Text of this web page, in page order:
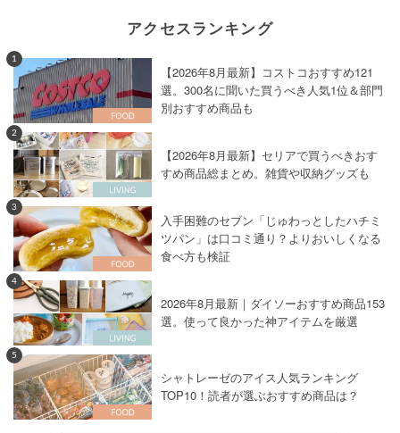
アクセスランキング
1
【2026年8月最新】コストコおすすめ121
選。300名に聞いた買うべき人気1位＆部門
別おすすめ商品も
2
【2026年8月最新】セリアで買うべきおす
すめ商品総まとめ。雑貨や収納グッズも
3
入手困難のセブン「じゅわっとしたハチミ
ツパン」は口コミ通り？よりおいしくなる
食べ方も検証
4
2026年8月最新｜ダイソーおすすめ商品153
選。使って良かった神アイテムを厳選
5
シャトレーゼのアイス人気ランキング
TOP10！読者が選ぶおすすめ商品は？